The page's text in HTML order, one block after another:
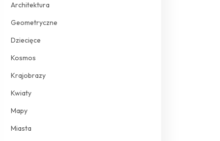
Architektura
Geometryczne
Dziecięce
Kosmos
Krajobrazy
Kwiaty
Mapy
Miasta